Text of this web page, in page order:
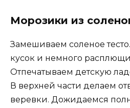
Морозики из
Замешиваем соленое
кусок и немного
Отпечатываем детскую
В верхней части делаем
веревки. Дожидаемся